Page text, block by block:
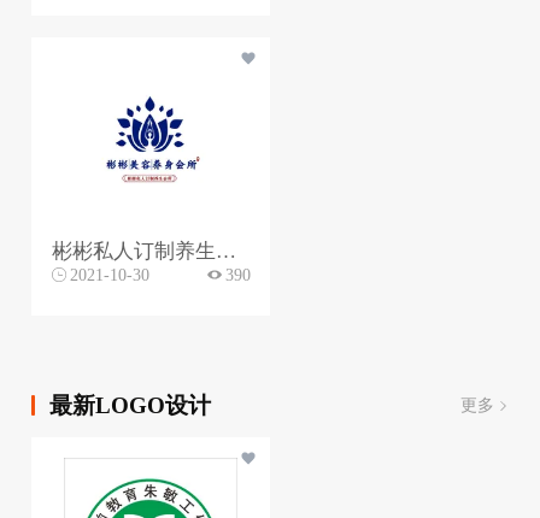
彬彬私人订制养生会所
2021-10-30 390
最新LOGO设计 更多